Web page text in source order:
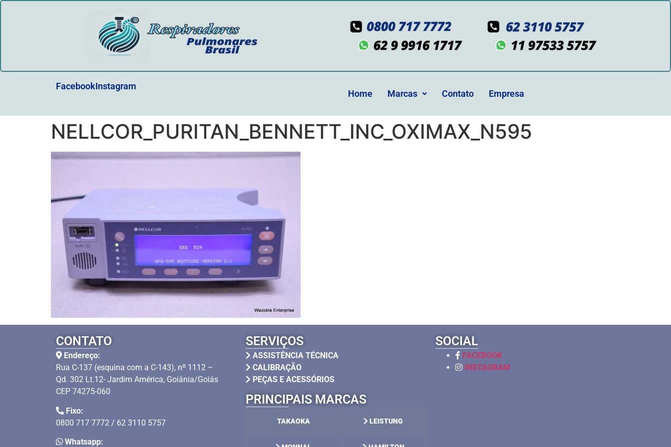
FacebookInstagram
Home Marcas Contato Empresa
NELLCOR_PURITAN_BENNETT_INC_OXIMAX_N595
CONTATO
Endereço:
Rua C-137 (esquina com a C-143), nº 1112 –
Qd. 302 Lt.12- Jardim América, Goiânia/Goiás
CEP 74275-060
Fixo:
0800 717 7772 / 62 3110 5757
Whatsapp:
SERVIÇOS
ASSISTÊNCIA TÉCNICA
CALIBRAÇÃO
PEÇAS E ACESSÓRIOS
PRINCIPAIS MARCAS
TAKAOKA LEISTUNG
SOCIAL
FACEBOOK
INSTAGRAM